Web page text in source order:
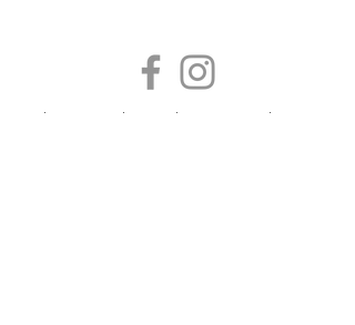
boutiqueligneclaire@gmail.com